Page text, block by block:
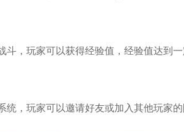
斗，玩家可以获得经验值，经验值达到一
统，玩家可以邀请好友或加入其他玩家的